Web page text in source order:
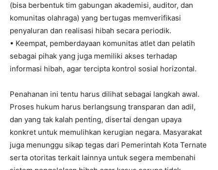
(bisa berbentuk tim gabungan akademisi, auditor, dan
komunitas olahraga) yang bertugas memverifikasi
penyaluran dan realisasi hibah secara periodik.
• Keempat, pemberdayaan komunitas atlet dan pelatih
sebagai pihak yang juga memiliki akses terhadap
informasi hibah, agar tercipta kontrol sosial horizontal.
Penahanan ini tentu harus dilihat sebagai langkah awal.
Proses hukum harus berlangsung transparan dan adil,
dan yang tak kalah penting, disertai dengan upaya
konkret untuk memulihkan kerugian negara. Masyarakat
juga menunggu sikap tegas dari Pemerintah Kota Ternate
serta otoritas terkait lainnya untuk segera membenahi